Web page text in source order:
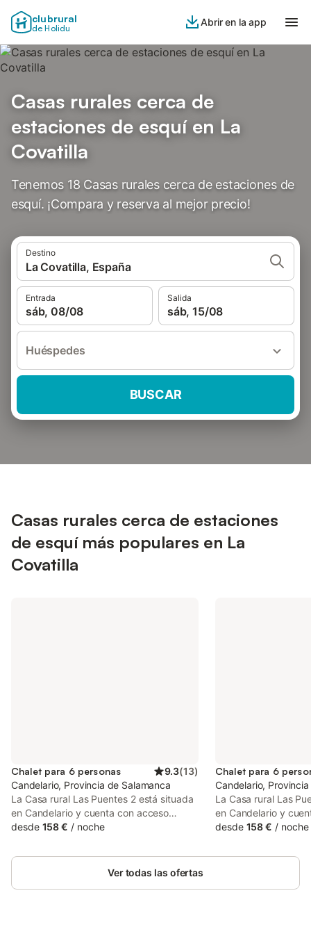
clubrural
de Holidu
Abrir en la app
Casas rurales cerca de
estaciones de esquí en La
Covatilla
Tenemos 18 Casas rurales cerca de estaciones de
esquí. ¡Compara y reserva al mejor precio!
Destino
La Covatilla, España
Entrada
sáb, 08/08
Salida
sáb, 15/08
Huéspedes
BUSCAR
Casas rurales cerca de estaciones
de esquí más populares en La
Covatilla
Chalet para 6 personas 9.3(13)
Candelario, Provincia de Salamanca
La Casa rural Las Puentes 2 está situada
en Candelario y cuenta con acceso
directo a las pistas de esquí. La
sala de estar, una cocina bien equipada,
3 dormitorios y 2 baños, por lo que
desde 158 € / noche
Chalet para 6
Candelario,
La Casa rural Las
en Candelario y
directo a las pistas
sala de estar, una
desde 158 € / noche
Ver todas las ofertas